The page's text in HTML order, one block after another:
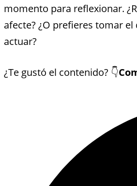
momento para reflexionar.
afecte? ¿O prefieres tomar
actuar?
¿Te gustó el contenido? 👇